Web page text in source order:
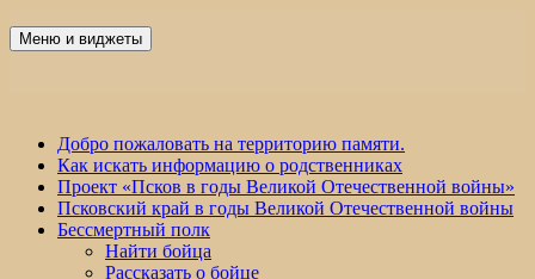
Победа 60
Меню и виджеты
Добро пожаловать на территорию памяти.
Как искать информацию о родственниках
Проект «Псков в годы Великой Отечественной войны»
Псковский край в годы Великой Отечественной войны
Бессмертный полк
Найти бойца
Рассказать о бойце